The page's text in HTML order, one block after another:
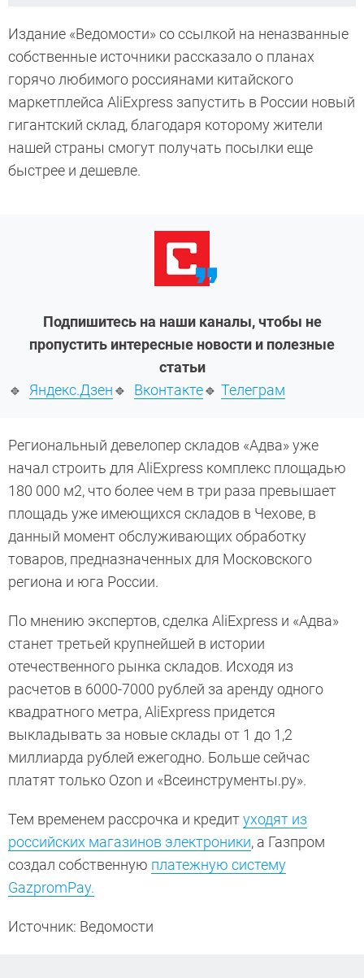
Издание «Ведомости» со ссылкой на неназванные
собственные источники рассказало о планах
горячо любимого россиянами китайского
маркетплейса AliExpress запустить в России новый
гигантский склад, благодаря которому жители
нашей страны смогут получать посылки еще
быстрее и дешевле.
Подпишитесь на наши каналы, чтобы не
пропустить интересные новости и полезные
статьи
🔹 Яндекс.Дзен🔹 Вконтакте🔹 Телеграм
Региональный девелопер складов «Адва» уже
начал строить для AliExpress комплекс площадью
180 000 м2, что более чем в три раза превышает
площадь уже имеющихся складов в Чехове, в
данный момент обслуживающих обработку
товаров, предназначенных для Московского
региона и юга России.
По мнению экспертов, сделка AliExpress и «Адва»
станет третьей крупнейшей в истории
отечественного рынка складов. Исходя из
расчетов в 6000-7000 рублей за аренду одного
квадратного метра, AliExpress придется
выкладывать за новые склады от 1 до 1,2
миллиарда рублей ежегодно. Больше сейчас
платят только Ozon и «Всеинструменты.ру».
Тем временем рассрочка и кредитуходят из
российских магазинов электроники, а Газпром
создал собственную платежную систему
GazpromPay.
Источник: Ведомости